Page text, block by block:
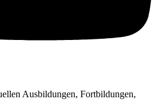
Ausbildungen, Fortbildungen,